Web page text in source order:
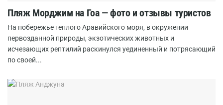
Пляж Морджим на Гоа — фото и отзывы туристов
На побережье теплого Аравийского моря, в окружении
первозданной природы, экзотических животных и
исчезающих рептилий раскинулся уединенный и потрясающий
по своей...